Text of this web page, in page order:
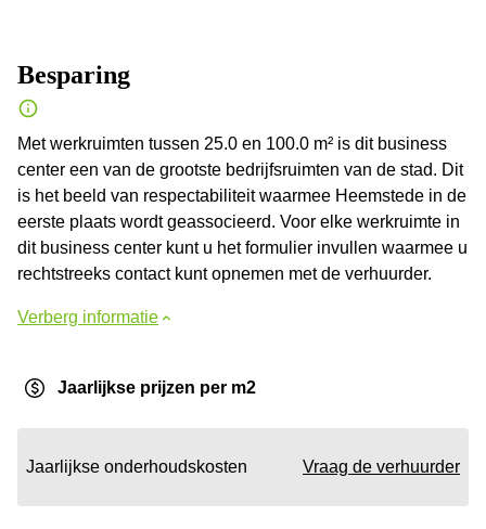
Besparing
Met werkruimten tussen 25.0 en 100.0 m² is dit business
center een van de grootste bedrijfsruimten van de stad. Dit
is het beeld van respectabiliteit waarmee Heemstede in de
eerste plaats wordt geassocieerd. Voor elke werkruimte in
dit business center kunt u het formulier invullen waarmee u
rechtstreeks contact kunt opnemen met de verhuurder.
Verberg informatie
Jaarlijkse prijzen per m2
Jaarlijkse onderhoudskosten Vraag de verhuurder